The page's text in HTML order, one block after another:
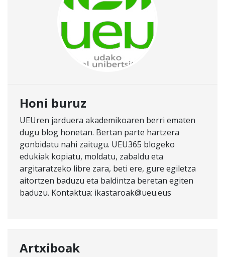
Honi buruz
UEUren jarduera akademikoaren berri ematen
dugu blog honetan. Bertan parte hartzera
gonbidatu nahi zaitugu. UEU365 blogeko
edukiak kopiatu, moldatu, zabaldu eta
argitaratzeko libre zara, beti ere, gure egiletza
aitortzen baduzu eta baldintza beretan egiten
baduzu. Kontaktua: ikastaroak@ueu.eus
Artxiboak